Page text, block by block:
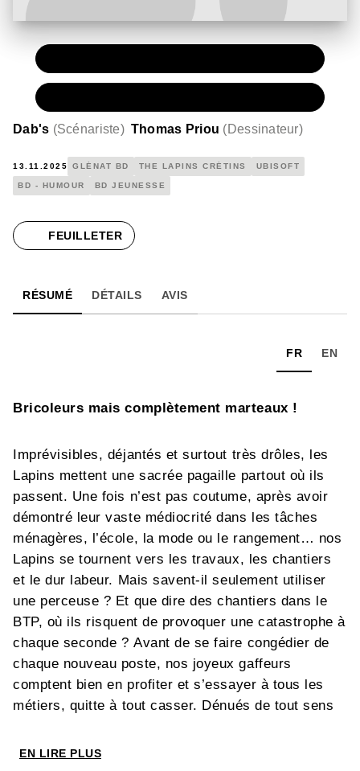
Dab's (Scénariste) Thomas Priou (Dessinateur)
13.11.2025 GLÉNAT BD THE LAPINS CRÉTINS UBISOFT
BD - HUMOUR BD JEUNESSE
FEUILLETER
RÉSUMÉ DÉTAILS AVIS
FR EN
Bricoleurs mais complètement marteaux !
Imprévisibles, déjantés et surtout très drôles, les
Lapins mettent une sacrée pagaille partout où ils
passent. Une fois n’est pas coutume, après avoir
démontré leur vaste médiocrité dans les tâches
ménagères, l’école, la mode ou le rangement… nos
Lapins se tournent vers les travaux, les chantiers
et le dur labeur. Mais savent-il seulement utiliser
une perceuse ? Et que dire des chantiers dans le
BTP, où ils risquent de provoquer une catastrophe à
chaque seconde ? Avant de se faire congédier de
chaque nouveau poste, nos joyeux gaffeurs
comptent bien en profiter et s’essayer à tous les
métiers, quitte à tout casser. Dénués de tout sens
en réduisant leur consommation d’électricité ni à
EN LIRE PLUS